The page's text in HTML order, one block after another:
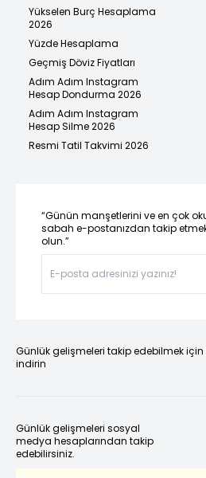
Yükselen Burç Hesaplama
2026
Yüzde Hesaplama
Geçmiş Döviz Fiyatları
Adım Adım Instagram
Hesap Dondurma 2026
Adım Adım Instagram
Hesap Silme 2026
Resmi Tatil Takvimi 2026
“Günün manşetlerini ve en çok
sabah e-postanızdan takip
olun.”
Günlük gelişmeleri takip edebilmek
indirin
Günlük gelişmeleri sosyal
medya hesaplarından takip
edebilirsiniz.